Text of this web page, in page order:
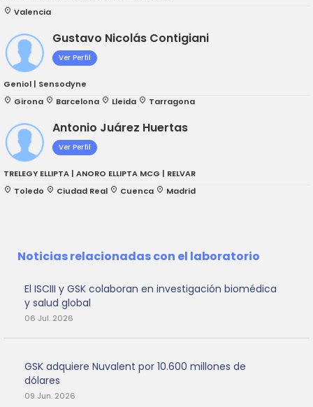
place Valencia
Gustavo Nicolás Contigiani
Ver Perfil
Geniol | Sensodyne
place Girona place Barcelona place Lleida place Tarragona
Antonio Juárez Huertas
Ver Perfil
TRELEGY ELLIPTA | ANORO ELLIPTA MCG | RELVAR
place Toledo place Ciudad Real place Cuenca place Madrid
Noticias relacionadas con el laboratorio
El ISCIII y GSK colaboran en investigación biomédica
y salud global
06 Jul. 2026
GSK adquiere Nuvalent por 10.600 millones de
dólares
09 Jun. 2026